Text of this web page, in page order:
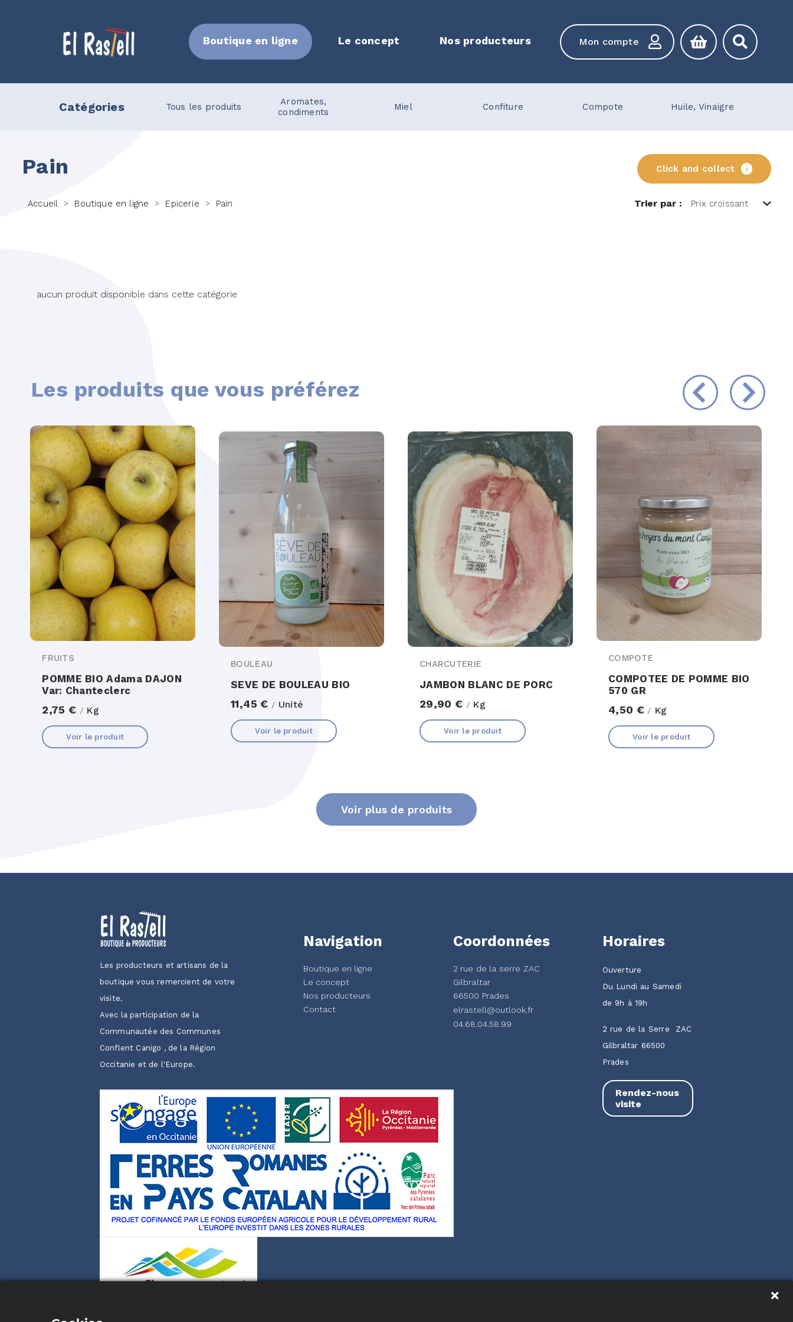
Boutique en ligne Le concept Nos producteurs Mon compte
Catégories
Pain Tous les produits
Aromates,
condiments
Miel Confiture Compote Huile, Vinaigre
Pain Click and collect i
Accueil > Boutique en ligne > Epicerie > Pain Trier par :
aucun produit disponible dans cette catégorie
Les produits que vous préférez
FRUITS
POMME BIO Adama DAJON
Var: Chanteclerc
2,75 € / Kg
Voir le produit
BOULEAU
SEVE DE BOULEAU BIO
11,45 € / Unité
Voir le produit
CHARCUTERIE
JAMBON BLANC DE PORC
29,90 € / Kg
Voir le produit
COMPOTE
COMPOTEE DE POMME BIO
570 GR
4,50 € / Kg
Voir le produit
Voir plus de produits
Les producteurs et artisans de la
boutique vous remercient de votre
visite.
Avec la participation de la
Communautée des Communes
Conflent Canigo , de la Région
Occitanie et de l'Europe.
Navigation
Boutique en ligne
Le concept
Nos producteurs
Contact
Coordonnées
2 rue de la serre ZAC
Gilbraltar
66500 Prades
elrastell@outlook.fr
04.68.04.58.99
Horaires
Ouverture
Du Lundi au Samedi
de 9h à 19h
2 rue de la Serre ZAC
Gilbraltar 66500
Prades
Rendez-nous
visite